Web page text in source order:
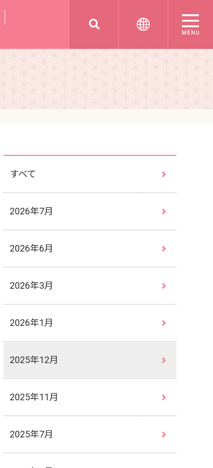
すべて
2026年7月
2026年6月
2026年3月
2026年1月
2025年12月
2025年11月
2025年7月